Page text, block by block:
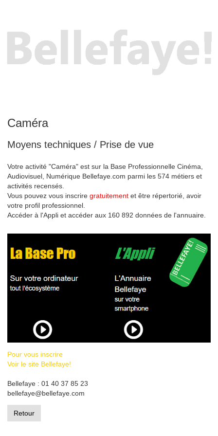
Caméra
Moyens techniques / Prise de vue
Votre activité "Caméra" est sur la Base Professionnelle Cinéma,
Audiovisuel, Numérique Bellefaye.com parmi les 574 métiers et
activités recensés.
Vous pouvez vous inscrire gratuitement et être répertorié, avoir
votre profil professionnel.
Accéder à l'Appli et accéder aux 160 892 données de l'annuaire.
Pour vous inscrire
Voir le site Bellefaye!
Bellefaye : 01 40 37 85 23
bellefaye@bellefaye.com
Retour